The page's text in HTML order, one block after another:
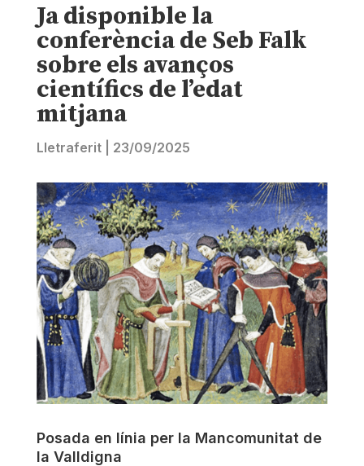
Ja disponible la
conferència de Seb Falk
sobre els avanços
científics de l’edat
mitjana
Lletraferit| 23/09/2025
Posada en línia per la Mancomunitat de
la Valldigna